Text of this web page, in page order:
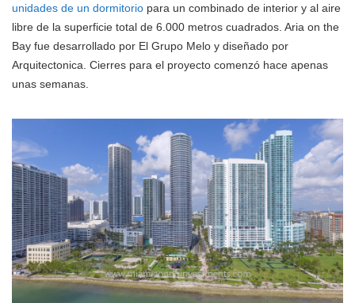
unidades de un dormitorio para un combinado de interior y al aire
libre de la superficie total de 6.000 metros cuadrados. Aria on the
Bay fue desarrollado por El Grupo Melo y diseñado por
Arquitectonica. Cierres para el proyecto comenzó hace apenas
unas semanas.